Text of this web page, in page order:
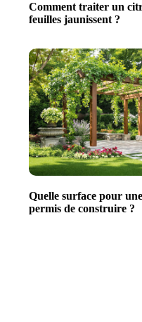
Comment traiter un
feuilles jaunissent ?
Quelle surface pour
permis de construire ?